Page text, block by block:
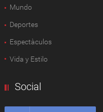
Mundo
Deportes
Espectàculos
Vida y Estilo
Social